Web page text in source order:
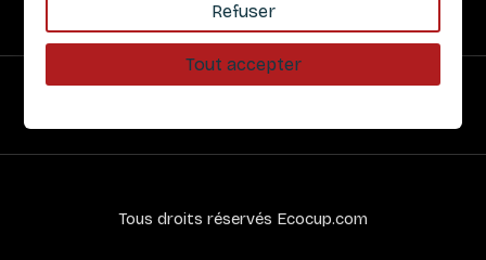
Tous droits réservés Ecocup.com
Refuser
Tout accepter